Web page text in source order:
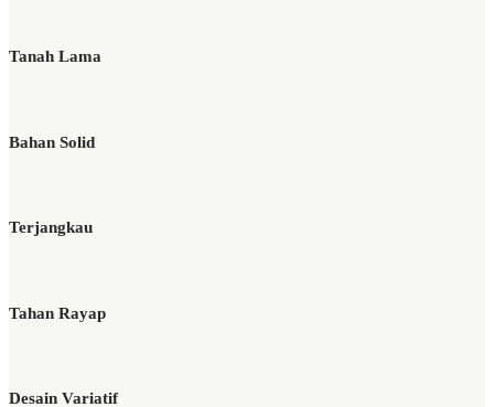
Tanah Lama
Bahan Solid
Terjangkau
Tahan Rayap
Desain Variatif